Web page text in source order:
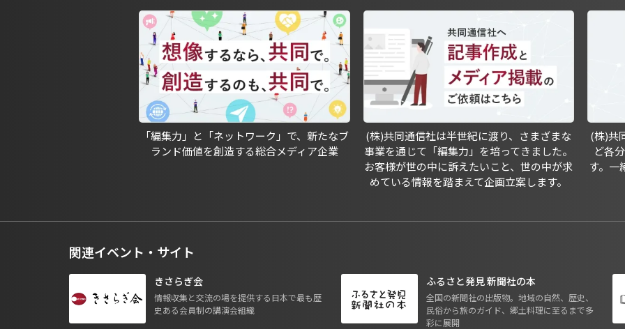
「編集力」と「ネットワーク」で、新たなブ
ランド価値を創造する総合メディア企業
(株)共同通信社は半世紀に渡り、さまざまな
事業を通じて「編集力」を培ってきました。
お客様が世の中に訴えたいこと、世の中が求
めている情報を踏まえて企画立案します。
(株)共
ど各
す。一
関連イベント・サイト
きさらぎ会
情報収集と交流の場を提供する日本で最も歴
史ある会員制の講演会組織
ふるさと発見 新聞社の本
全国の新聞社の出版物。地域の自然、歴史、
民俗から旅のガイド、郷土料理に至るまで多
彩に展開